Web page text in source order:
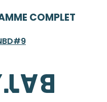
COMPLET